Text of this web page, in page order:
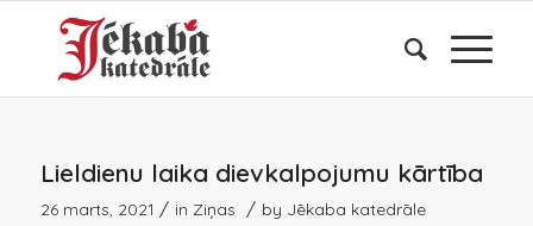
Lieldienu laika dievkalpojumu kārtība
26 marts, 2021 / in Ziņas / by Jēkaba katedrāle